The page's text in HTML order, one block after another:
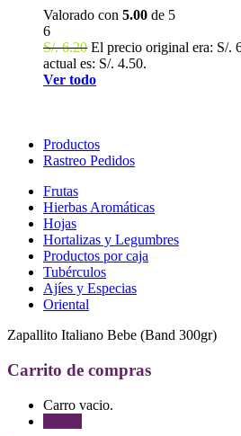
Valorado con 5.00 de 5
6
S/.6.20 El precio original era: S/.
actual es: S/. 4.50.
Ver todo
Productos
Rastreo Pedidos
Frutas
Hierbas Aromáticas
Hojas
Hortalizas y Legumbres
Productos por caja
Tubérculos
Ajíes y Especias
Oriental
Zapallito Italiano Bebe (Band 300gr)
Carrito de compras
Carro vacio.